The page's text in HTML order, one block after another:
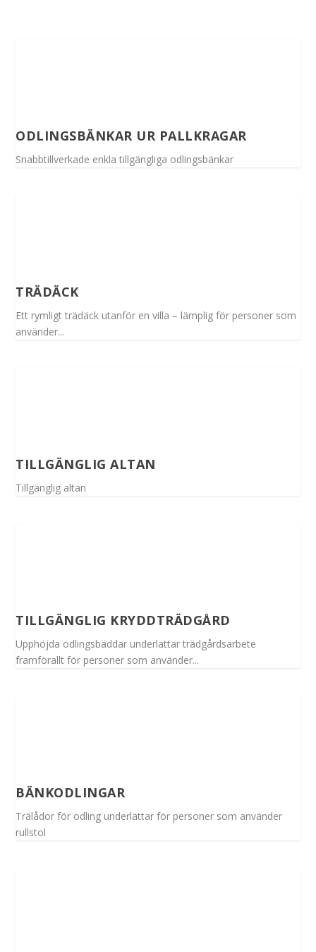
ODLINGSBÄNKAR UR PALLKRAGAR
Snabbtillverkade enkla tillgängliga odlingsbänkar
TRÄDÄCK
Ett rymligt trädäck utanför en villa – lämplig för personer som
använder...
TILLGÄNGLIG ALTAN
Tillgänglig altan
TILLGÄNGLIG KRYDDTRÄDGÅRD
Upphöjda odlingsbäddar underlättar trädgårdsarbete
framförallt för personer som använder...
BÄNKODLINGAR
Trälådor för odling underlättar för personer som använder
rullstol